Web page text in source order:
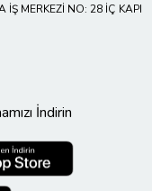
MERKEZİ NO: 28 İÇ KAPI
İndirin